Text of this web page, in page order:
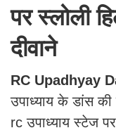
पर स्लोली
दीवाने
RC Upadhyay
उपाध्याय के डांस की
rc उपाध्याय स्टेज